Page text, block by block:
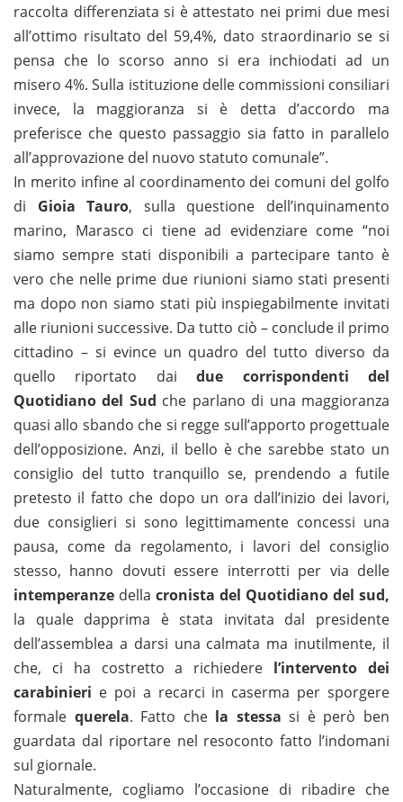
raccolta differenziata si è attestato nei primi due mesi
all’ottimo risultato del 59,4%, dato straordinario se si
pensa che lo scorso anno si era inchiodati ad un
misero 4%. Sulla istituzione delle commissioni consiliari
invece, la maggioranza si è detta d’accordo ma
preferisce che questo passaggio sia fatto in parallelo
all’approvazione del nuovo statuto comunale”.
In merito infine al coordinamento dei comuni del golfo
di Gioia Tauro, sulla questione dell’inquinamento
marino, Marasco ci tiene ad evidenziare come “noi
siamo sempre stati disponibili a partecipare tanto è
vero che nelle prime due riunioni siamo stati presenti
ma dopo non siamo stati più inspiegabilmente invitati
alle riunioni successive. Da tutto ciò – conclude il primo
cittadino – si evince un quadro del tutto diverso da
quello riportato daidue corrispondenti del
Quotidiano del Sud che parlano di una maggioranza
quasi allo sbando che si regge sull’apporto progettuale
dell’opposizione. Anzi, il bello è che sarebbe stato un
consiglio del tutto tranquillo se, prendendo a futile
pretesto il fatto che dopo un ora dall’inizio dei lavori,
due consiglieri si sono legittimamente concessi una
pausa, come da regolamento, i lavori del consiglio
stesso, hanno dovuti essere interrotti per via delle
intemperanze della cronista del Quotidiano del sud,
la quale dapprima è stata invitata dal presidente
dell’assemblea a darsi una calmata ma inutilmente, il
che, ci ha costretto a richiedere l’intervento dei
carabinieri e poi a recarci in caserma per sporgere
formale querela. Fatto che la stessa si è però ben
guardata dal riportare nel resoconto fatto l’indomani
sul giornale.
Naturalmente, cogliamo l’occasione di ribadire che